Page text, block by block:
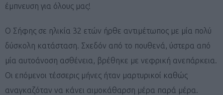
έμπνευση για όλους μας!
O Σήφης σε ηλικία 32 ετών ήρθε αντιμέτωπος με μία πολύ
δύσκολη κατάσταση. Σχεδόν από το πουθενά, ύστερα από
μία αυτοάνοση ασθένεια, βρέθηκε με νεφρική ανεπάρκεια.
Οι επόμενοι τέσσερις μήνες ήταν μαρτυρικοί καθώς
αναγκαζόταν να κάνει αιμοκάθαρση μέρα παρά μέρα.